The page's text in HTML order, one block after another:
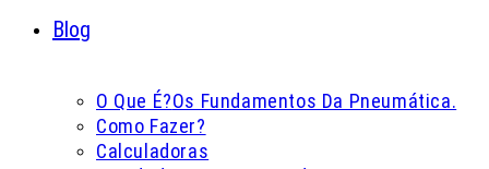
Blog
O Que É?Os Fundamentos Da Pneumática.
Como Fazer?
Calculadoras